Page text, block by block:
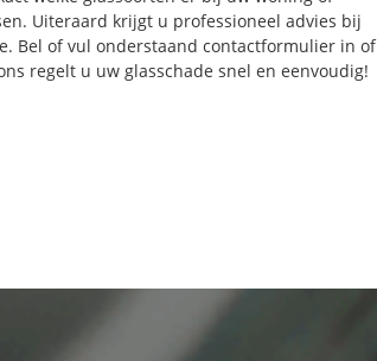
Uiteraard krijgt u professioneel advies bij
Bel of vul onderstaand contactformulier in of
regelt u uw glasschade snel en eenvoudig!